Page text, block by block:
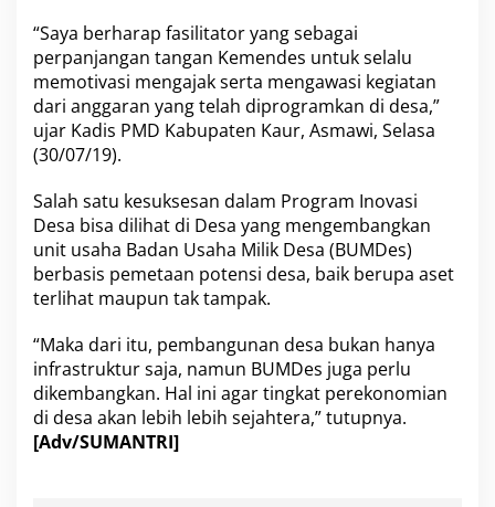
“Saya berharap fasilitator yang sebagai
perpanjangan tangan Kemendes untuk selalu
memotivasi mengajak serta mengawasi kegiatan
dari anggaran yang telah diprogramkan di desa,”
ujar Kadis PMD Kabupaten Kaur, Asmawi, Selasa
(30/07/19).
Salah satu kesuksesan dalam Program Inovasi
Desa bisa dilihat di Desa yang mengembangkan
unit usaha Badan Usaha Milik Desa (BUMDes)
berbasis pemetaan potensi desa, baik berupa aset
terlihat maupun tak tampak.
“Maka dari itu, pembangunan desa bukan hanya
infrastruktur saja, namun BUMDes juga perlu
dikembangkan. Hal ini agar tingkat perekonomian
di desa akan lebih lebih sejahtera,” tutupnya.
[Adv/SUMANTRI]